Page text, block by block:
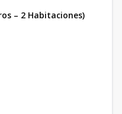
– 2 Habitaciones)